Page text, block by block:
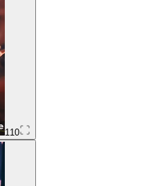
110